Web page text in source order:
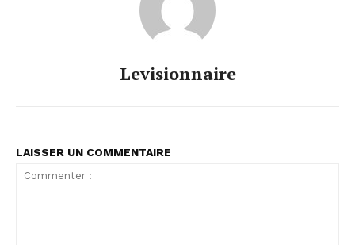
Levisionnaire
LAISSER UN COMMENTAIRE